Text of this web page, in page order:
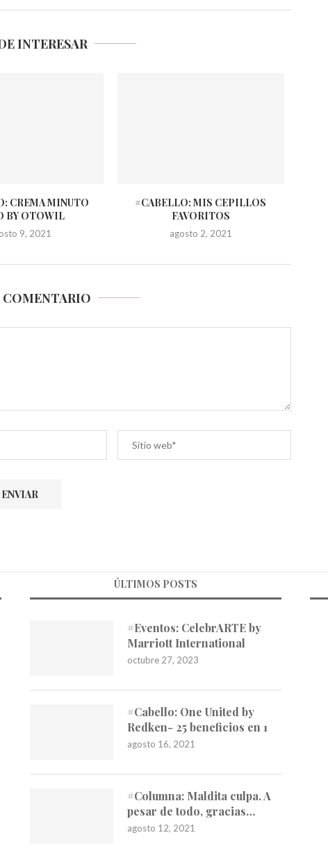
INTERESAR
CREMA MINUTO
BY OTOWIL
9, 2021
#CABELLO: MIS CEPILLOS
FAVORITOS
agosto 2, 2021
COMENTARIO
ÚLTIMOS POSTS
#Eventos: CelebrARTE by
Marriott International
octubre 27, 2023
#Cabello: One United by
Redken- 25 beneficios en 1
agosto 16, 2021
#Columna: Maldita culpa. A
pesar de todo, gracias…
agosto 12, 2021